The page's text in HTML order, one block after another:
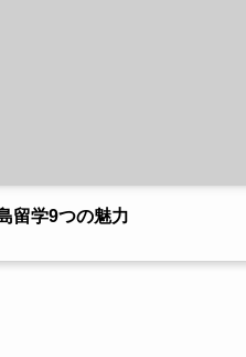
留学9つの魅力